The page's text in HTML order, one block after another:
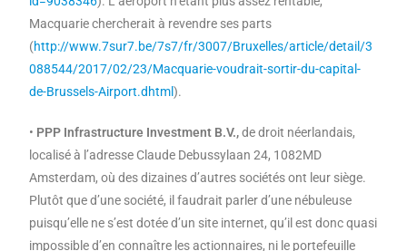
Macquarie chercherait à revendre ses parts
(http://www.7sur7.be/7s7/fr/3007/Bruxelles/article/detail/3
088544/2017/02/23/Macquarie-voudrait-sortir-du-capital-
de-Brussels-Airport.dhtml).
• PPP Infrastructure Investment B.V.,de droit néerlandais,
localisé à l’adresse Claude Debussylaan 24, 1082MD
Amsterdam, où des dizaines d’autres sociétés ont leur siège.
Plutôt que d’une société, il faudrait parler d’une nébuleuse
puisqu’elle ne s’est dotée d’un site internet, qu’il est donc quasi
impossible d’en connaître les actionnaires, ni le portefeuille